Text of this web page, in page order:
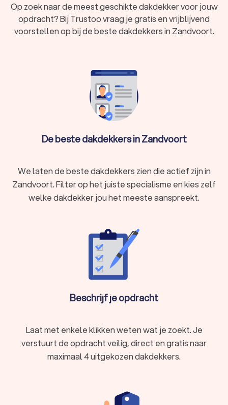
Op zoek naar de meest geschikte dakdekker voor jouw
opdracht? Bij Trustoo vraag je gratis en vrijblijvend
voorstellen op bij de beste dakdekkers in Zandvoort.
De beste dakdekkers in Zandvoort
We laten de beste dakdekkers zien die actief zijn in
Zandvoort. Filter op het juiste specialisme en kies zelf
welke dakdekker jou het meeste aanspreekt.
Beschrijf je opdracht
Laat met enkele klikken weten wat je zoekt. Je
verstuurt de opdracht veilig, direct en gratis naar
maximaal 4 uitgekozen dakdekkers.